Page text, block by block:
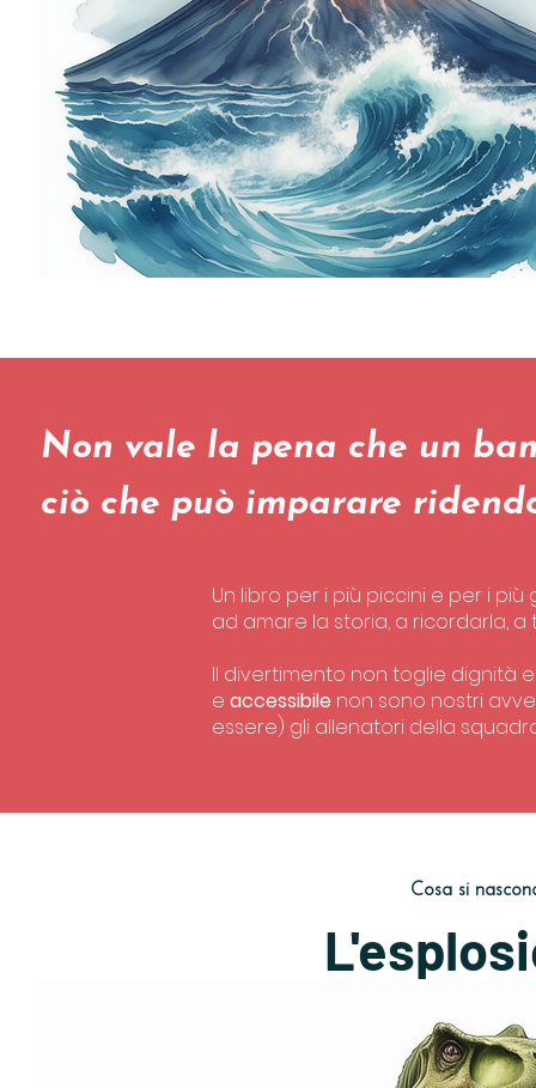
Non vale la pena che un
ciò che può imparare
Un libro per i più piccini e per i
ad amare la storia, a ricordarla,
Il divertimento non toglie dignità
e accessibile non sono nostri
essere) gli allenatori della
Cosa si